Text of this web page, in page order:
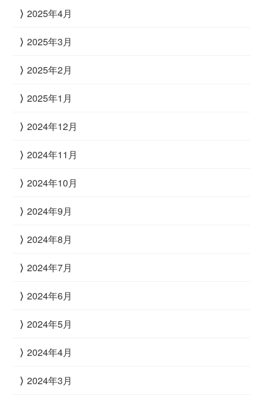
2025年4月
2025年3月
2025年2月
2025年1月
2024年12月
2024年11月
2024年10月
2024年9月
2024年8月
2024年7月
2024年6月
2024年5月
2024年4月
2024年3月